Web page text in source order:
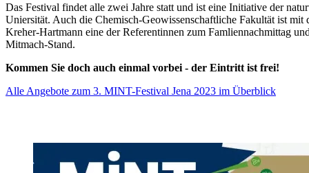
Das Festival findet alle zwei Jahre statt und ist eine Initiative der
Uniersität. Auch die Chemisch-Geowissenschaftliche Fakultät ist
Kreher-Hartmann eine der Referentinnen zum Famliennachmittag
Mitmach-Stand.
Kommen Sie doch auch einmal vorbei - der Eintritt ist frei!
Alle Angebote zum 3. MINT-Festival Jena 2023 im Überblick